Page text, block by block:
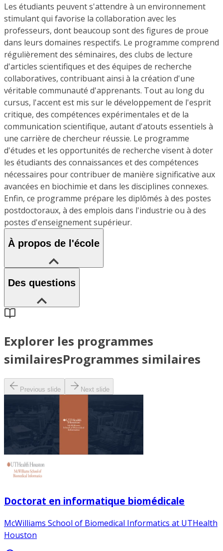
Les étudiants peuvent s'attendre à un environnement
stimulant qui favorise la collaboration avec les
professeurs, dont beaucoup sont des figures de proue
dans leurs domaines respectifs. Le programme comprend
régulièrement des séminaires, des clubs de lecture
d'articles scientifiques et des équipes de recherche
collaboratives, contribuant ainsi à la création d'une
véritable communauté d'apprenants. Tout au long du
cursus, l'accent est mis sur le développement de l'esprit
critique, des compétences expérimentales et de la
communication scientifique, autant d'atouts essentiels à
une carrière de chercheur réussie. Le programme
d'études et les opportunités de recherche visent à doter
les étudiants des connaissances et des compétences
nécessaires pour contribuer de manière significative aux
avancées en biochimie et dans les disciplines connexes.
Enfin, ce programme prépare les diplômés à des postes
postdoctoraux, à des emplois dans l'industrie ou à des
postes d'enseignement supérieur.
À propos de l'école
Des questions
Explorer les programmes
similairesProgrammes similaires
Previous slide Next slide
Doctorat en informatique biomédicale
McWilliams School of Biomedical Informatics at UTHealth
Houston